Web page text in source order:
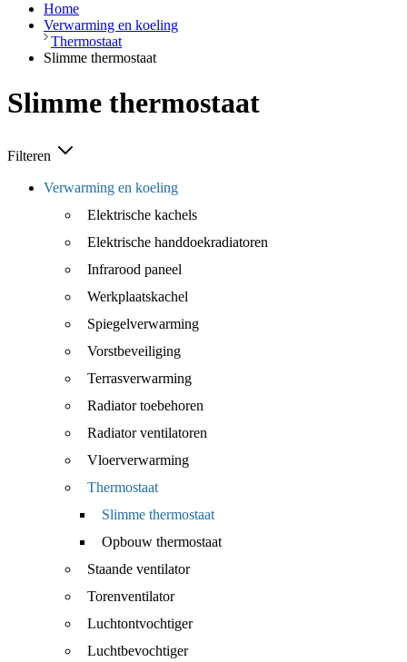
Home
Verwarming en koeling
Thermostaat
Slimme thermostaat
Slimme thermostaat
Filteren
Verwarming en koeling
Elektrische kachels
Elektrische handdoekradiatoren
Infrarood paneel
Werkplaatskachel
Spiegelverwarming
Vorstbeveiliging
Terrasverwarming
Radiator toebehoren
Radiator ventilatoren
Vloerverwarming
Thermostaat
Slimme thermostaat
Opbouw thermostaat
Staande ventilator
Torenventilator
Luchtontvochtiger
Luchtbevochtiger